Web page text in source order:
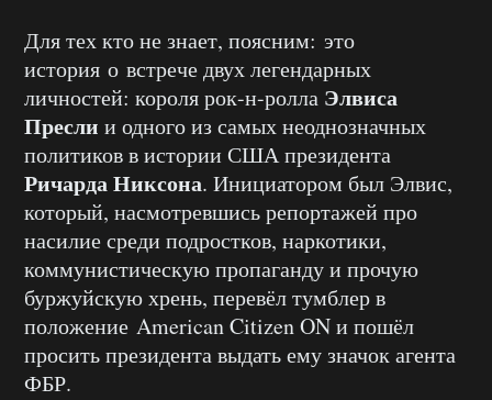
Для тех кто не знает, поясним: это
история о встрече двух легендарных
личностей: короля рок-н-ролла Элвиса
Пресли и одного из самых неоднозначных
политиков в истории США президента
Ричарда Никсона. Инициатором был Элвис,
который, насмотревшись репортажей про
насилие среди подростков, наркотики,
коммунистическую пропаганду и прочую
буржуйскую хрень, перевёл тумблер в
положение American Citizen ON и пошёл
просить президента выдать ему значок агента
ФБР.